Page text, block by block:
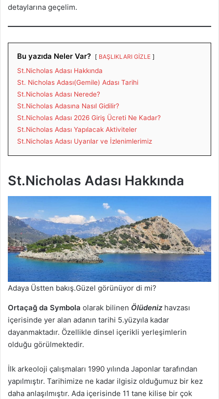
detaylarına geçelim.
Bu yazıda Neler Var? BAŞLIKLARI GİZLE
St.Nicholas Adası Hakkında
St. Nicholas Adası(Gemile) Adası Tarihi
St.Nicholas Adası Nerede?
St.Nicholas Adasına Nasıl Gidilir?
St.Nicholas Adası 2026 Giriş Ücreti Ne Kadar?
St.Nicholas Adası Yapılacak Aktiviteler
St.Nicholas Adası Uyarılar ve İzlenimlerimiz
St.Nicholas Adası Hakkında
Adaya Üstten bakış.Güzel görünüyor di mi?
Ortaçağ da Symbola olarak bilinen Ölüdeniz havzası
içerisinde yer alan adanın tarihi 5.yüzyıla kadar
dayanmaktadır. Özellikle dinsel içerikli yerleşimlerin
olduğu görülmektedir.
İlk arkeoloji çalışmaları 1990 yılında Japonlar tarafından
yapılmıştır. Tarihimize ne kadar ilgisiz olduğumuz bir kez
daha anlaşılmıştır. Ada içerisinde 11 tane kilise bir çok